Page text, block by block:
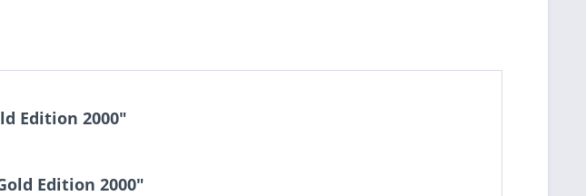
Edition 2000"
Edition 2000"